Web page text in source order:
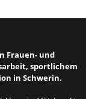
Frauen- und
sportlichem
in Schwerin.